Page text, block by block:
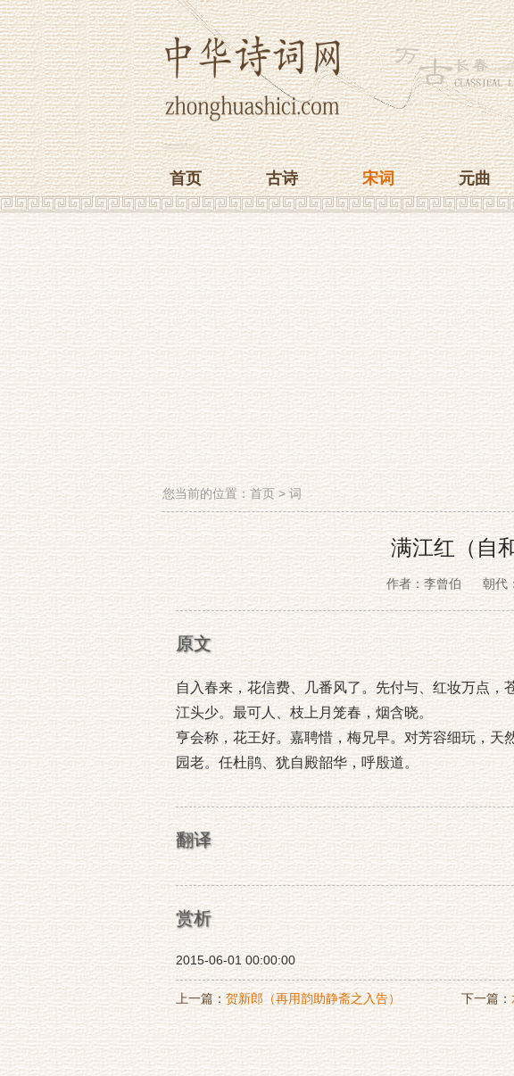
首页 古诗 宋词 元曲
您当前的位置：首页>词
满江红（自
作者：李曾伯 朝代
原文
自入春来，花信费、几番风了。先付与、红妆万点，
江头少。最可人、枝上月笼春，烟含晓。
亨会称，花王好。嘉聘惜，梅兄早。对芳容细玩，天
园老。任杜鹃、犹自殿韶华，呼殷道。
翻译
赏析
2015-06-01 00:00:00
上一篇：贺新郎（再用韵助静斋之入告） 下一篇：